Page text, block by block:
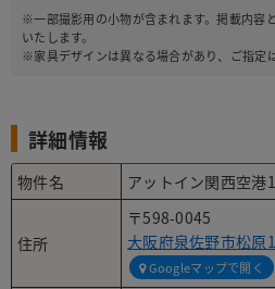
※一部撮影用の小物が含まれます。掲載内容
いたします。
※家具デザインは異なる場合があり、ご指定
詳細情報
物件名 アットイン関西空港1
住所
〒598-0045
大阪府泉佐野市松原
Googleマップで開く